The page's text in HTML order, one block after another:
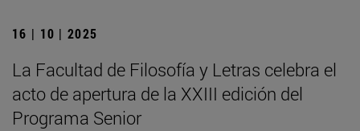
16 | 10 | 2025
La Facultad de Filosofía y Letras celebra el
acto de apertura de la XXIII edición del
Programa Senior